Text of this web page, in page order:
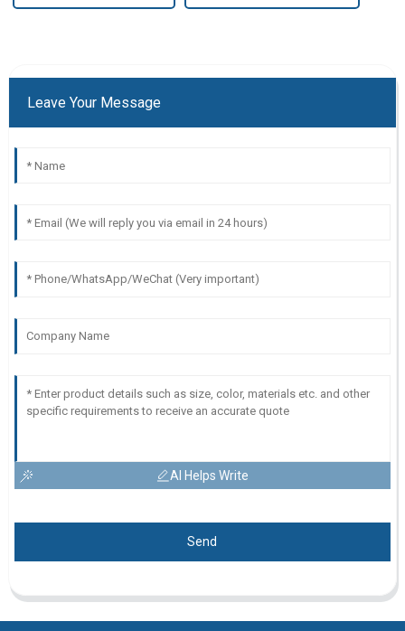
Leave Your Message
AI Helps Write
Send